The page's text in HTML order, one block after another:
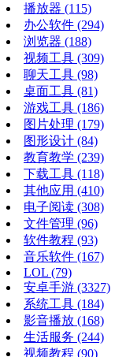
播放器 (115)
办公软件 (294)
浏览器 (188)
视频工具 (309)
聊天工具 (98)
桌面工具 (81)
游戏工具 (186)
图片处理 (179)
图形设计 (84)
教育教学 (239)
下载工具 (118)
其他应用 (410)
电子阅读 (308)
文件管理 (96)
软件教程 (93)
音乐软件 (167)
LOL (79)
安卓手游 (3327)
系统工具 (184)
影音播放 (168)
生活服务 (244)
视频教程 (90)